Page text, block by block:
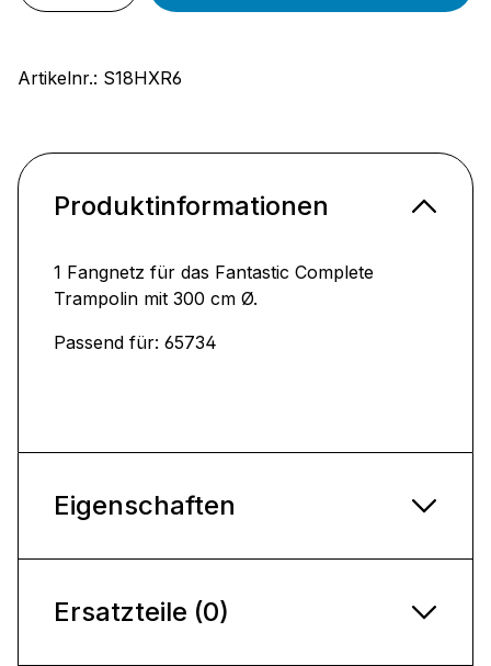
Artikelnr.: S18HXR6
Produktinformationen
1 Fangnetz für das Fantastic Complete
Trampolin mit 300 cm Ø.
Passend für: 65734
Eigenschaften
Ersatzteile (0)